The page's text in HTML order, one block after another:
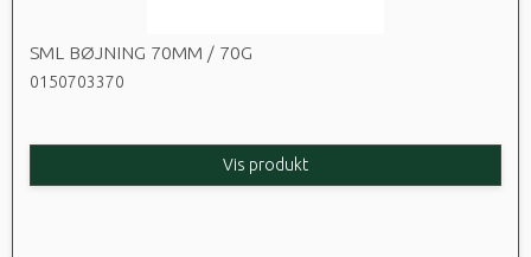
SML BØJNING 70MM / 70G
0150703370
Vis produkt